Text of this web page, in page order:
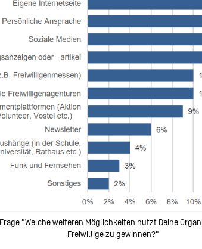
"Welche weiteren Möglichkeiten nutzt Deine
Freiwillige zu gewinnen?"